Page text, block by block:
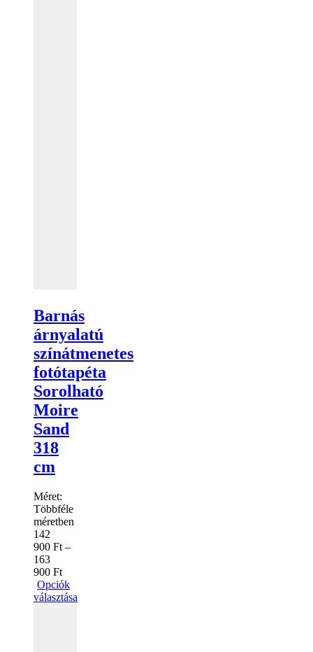
Barnás
árnyalatú
színátmenetes
fotótapéta
Sorolható
Moire
Sand
318
cm
Méret:
Többféle
méretben
142
900 Ft –
163
900 Ft
Opciók
választása